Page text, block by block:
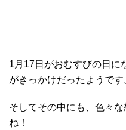
1月17日がおむすびの日に
がきっかけだったようです
そしてその中にも、色々
ね！